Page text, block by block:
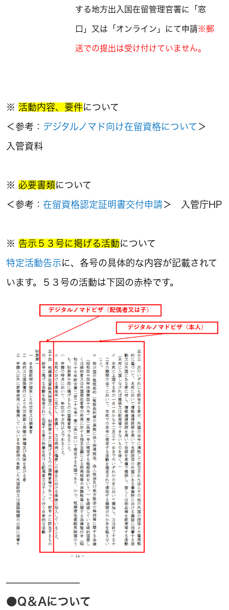
する地方出入国在留管理官署に「窓
口」又は「オンライン」にて申請※郵
送での提出は受け付けていません。
※ 活動内容、要件について
＜参考： デジタルノマド向け在留資格について ＞
入管資料
※ 必要書類について
＜参考： 在留資格認定証明書交付申請＞ 入管庁HP
※ 告示５３号に掲げる活動について
特定活動告示に、各号の具体的な内容が記載されて
います。５３号の活動は下図の赤枠です。
————————
●Q＆Aについて